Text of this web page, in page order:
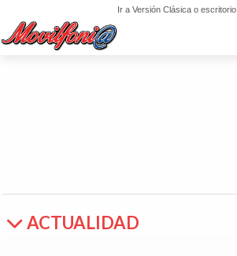
Ir a Versión Clásica o escritorio
ACTUALIDAD